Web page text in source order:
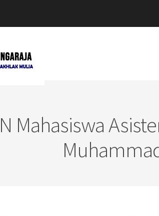
Mahasiswa